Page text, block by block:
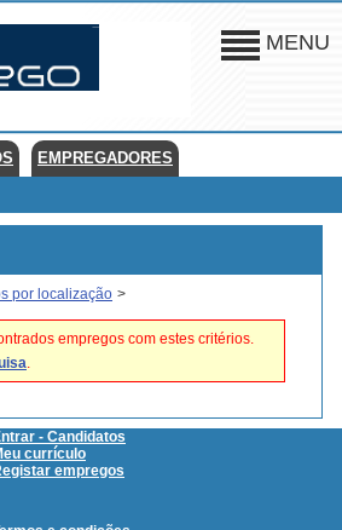
MENU
EMPREGADORES
por localização >
empregos com estes critérios.
.
- Candidatos
currículo
empregos